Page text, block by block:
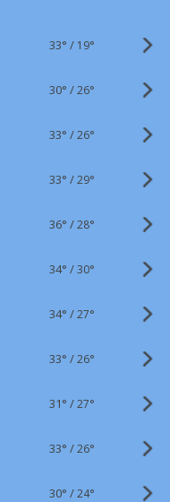
33° / 19°
30° /26°
33° /26°
33° /29°
36° /28°
34° /30°
34° /27°
33° /26°
31° /27°
33° /26°
30° /24°